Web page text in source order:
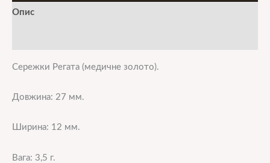
Опис
Сережки Регата (медичне золото).
Довжина: 27 мм.
Ширина: 12 мм.
Вага: 3,5 г.